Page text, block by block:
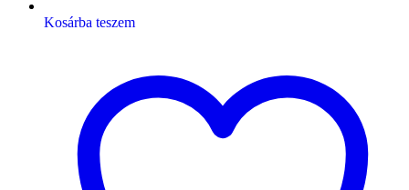
Kosárba teszem